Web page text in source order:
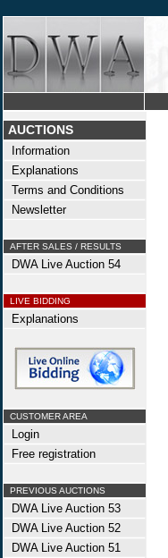
AUCTIONS
Information
Explanations
Terms and Conditions
Newsletter
AFTER SALES / RESULTS
DWA Live Auction 54
LIVE BIDDING
Explanations
CUSTOMER AREA
Login
Free registration
PREVIOUS AUCTIONS
DWA Live Auction 53
DWA Live Auction 52
DWA Live Auction 51